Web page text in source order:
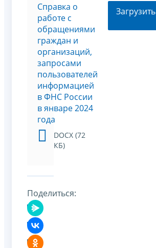
Справка о
работе с
обращениями
граждан и
организаций,
запросами
пользователей
информацией
в ФНС России
в январе 2024
года
DOCX (72
КБ)
Загрузить
Поделиться: